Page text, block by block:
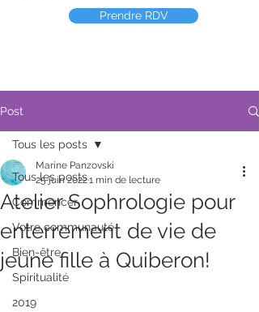
Prendre RDV
Post
Tous les posts
Commencer
Votre communauté
Bien-être
Spiritualité
2019
Tous les posts
Atelier Sophrologie pour
enterrement de vie de
jeune fille à Quiberon!
Marine Panzovski
25 juin 20221 min de lecture